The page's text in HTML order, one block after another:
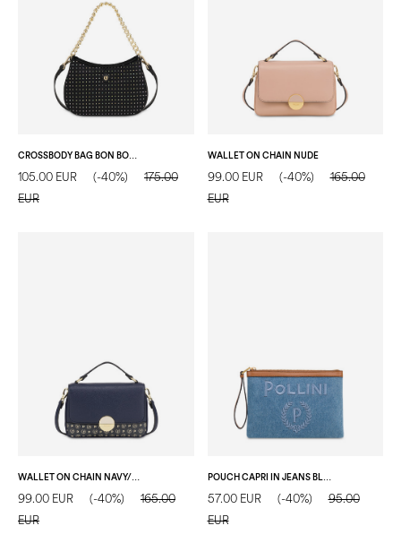
105.00 EUR (-40%)
175.00
EUR
WALLET ON CHAIN NUDE
99.00 EUR (-40%)
165.00
EUR
WALLET ON CHAIN NAVY/BLU/AVORIO
99.00 EUR (-40%)
165.00
EUR
POUCH CAPRI IN JEANS BLU/CUOIO
57.00 EUR (-40%)
95.00
EUR